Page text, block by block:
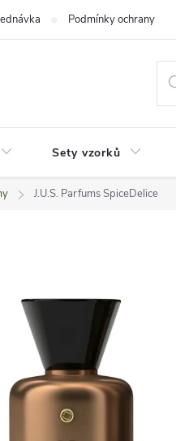
Podmínky ochrany
Sety vzorků
J.U.S. Parfums SpiceDelice